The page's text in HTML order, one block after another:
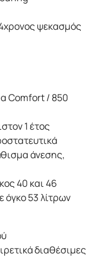
ψεκασμός
Comfort / 850
1 έτος
άνεσης,
40 και 46
όγκο 53 λίτρων
διαθέσιμες